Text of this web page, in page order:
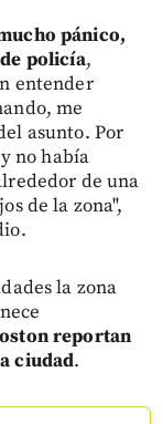
pánico,
policía,
entender
me
asunto. Por
no había
de una
de la zona",
la zona
reportan
ciudad.